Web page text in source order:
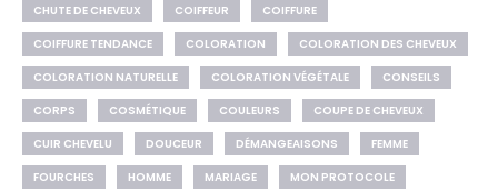
CHUTE DE CHEVEUX
COIFFEUR
COIFFURE
COIFFURE TENDANCE
COLORATION
COLORATION DES CHEVEUX
COLORATION NATURELLE
COLORATION VÉGÉTALE
CONSEILS
CORPS
COSMÉTIQUE COULEURS
COUPE DE CHEVEUX
CUIR CHEVELU
DOUCEUR DÉMANGEAISONS
FEMME
FOURCHES
HOMME MARIAGE
MON PROTOCOLE